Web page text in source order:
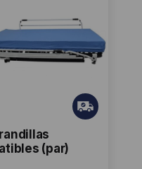
(par)
Gr
ati